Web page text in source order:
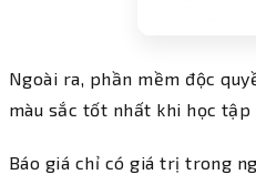
Ngoài ra, phần mềm độc
màu sắc tốt nhất khi học tập
Báo giá chỉ có giá trị trong